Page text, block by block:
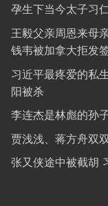
孕生下当今太子习
王毅父亲周恩来母
钱韦被加拿大拒发
习近平最疼爱的私
阳被杀
李连杰是林彪的孙
贾浅浅、蒋方舟双
张又侠途中被截胡